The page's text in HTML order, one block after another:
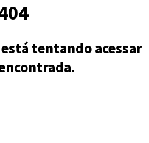
tentando acessar